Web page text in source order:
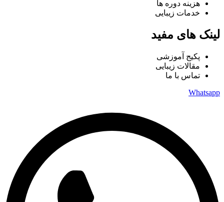
هزینه دوره ها
خدمات زیبایی
لینک های مفید
پکیج آموزشی
مقالات زیبایی
تماس با ما
Whatsapp